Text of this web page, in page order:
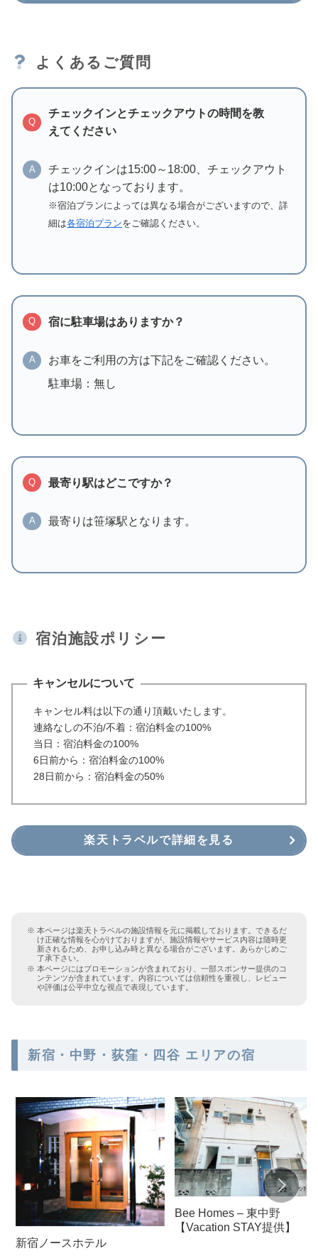
よくあるご質問
Q
チェックインとチェックアウトの時間を教
えてください
A
チェックインは15:00～18:00、チェックアウト
は10:00となっております。
※宿泊プランによっては異なる場合がございますので、詳
細は各宿泊プランをご確認ください。
Q 宿に駐車場はありますか？
A
お車をご利用の方は下記をご確認ください。
駐車場：無し
Q 最寄り駅はどこですか？
A 最寄りは笹塚駅となります。
宿泊施設ポリシー
キャンセルについて
キャンセル料は以下の通り頂戴いたします。
連絡なしの不泊/不着：宿泊料金の100%
当日：宿泊料金の100%
6日前から：宿泊料金の100%
28日前から：宿泊料金の50%
楽天トラベルで詳細を見る
本ページは楽天トラベルの施設情報を元に掲載しております。できるだ
け正確な情報を心がけておりますが、施設情報やサービス内容は随時更
新されるため、お申し込み時と異なる場合がございます。あらかじめご
了承下さい。
本ページにはプロモーションが含まれており、一部スポンサー提供のコ
ンテンツが含まれています。内容については信頼性を重視し、レビュー
や評価は公平中立な視点で表現しています。
新宿・中野・荻窪・四谷 エリアの宿
新宿ノースホテル
Bee Homes – 東中野
【Vacation STAY提供】